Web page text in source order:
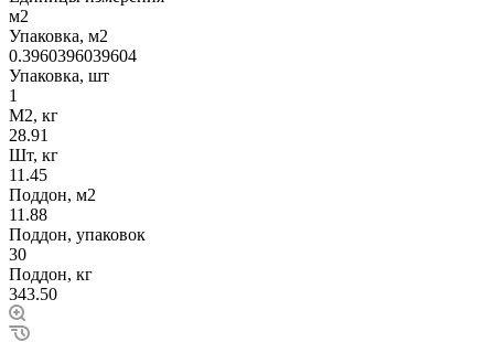
м2
Упаковка, м2
0.3960396039604
Упаковка, шт
1
М2, кг
28.91
Шт, кг
11.45
Поддон, м2
11.88
Поддон, упаковок
30
Поддон, кг
343.50